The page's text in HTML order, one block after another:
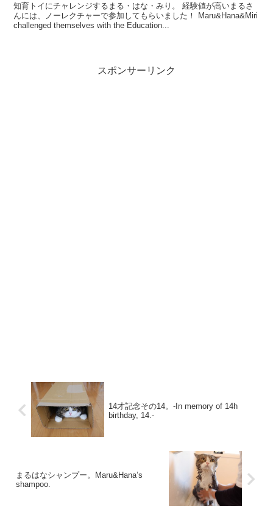
知育トイにチャレンジするまる・はな・みり。 経験値が高いまるさ
んには、ノーレクチャーで参加してもらいました！ Maru&Hana&Miri
challenged themselves with the Education...
スポンサーリンク
14才記念その14。-In memory of 14h
birthday, 14.-
まるはなシャンプー。Maru&Hana’s
shampoo.